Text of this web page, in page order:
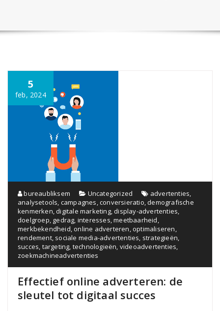
5
feb, 2024
bureaubliksem Uncategorized advertenties,
analysetools, campagnes,conversieratio,demografische
kenmerken,digitale marketing,display-advertenties,
doelgroep, gedrag, interesses,meetbaarheid,
merkbekendheid,online adverteren,optimaliseren,
rendement, sociale media-advertenties, strategieën,
succes, targeting, technologieën, videoadvertenties,
zoekmachineadvertenties
Effectief online adverteren: de
sleutel tot digitaal succes